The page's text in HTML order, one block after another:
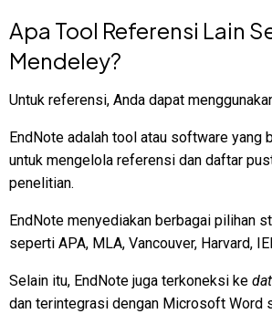
Apa Tool Referensi Lain
Mendeley?
Untuk referensi, Anda dapat
EndNote adalah tool atau software yang
untuk mengelola referensi dan daftar
penelitian.
EndNote menyediakan berbagai pilihan
seperti APA, MLA, Vancouver, Harvard,
Selain itu, EndNote juga terkoneksi ke
dan terintegrasi dengan Microsoft Word